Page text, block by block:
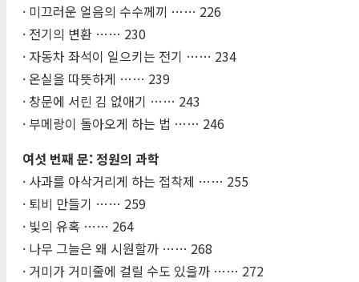
· 미끄러운 얼음의 수수께끼 …… 226
· 전기의 변환 …… 230
· 자동차 좌석이 일으키는 전기 …… 234
· 온실을 따뜻하게 …… 239
· 창문에 서린 김 없애기 …… 243
· 부메랑이 돌아오게 하는 법 …… 246
여섯 번째 문: 정원의 과학
· 사과를 아삭거리게 하는 접착제 …… 255
· 퇴비 만들기 …… 259
· 빛의 유혹 …… 264
· 나무 그늘은 왜 시원할까 …… 268
· 거미가 거미줄에 걸릴 수도 있을까 …… 272